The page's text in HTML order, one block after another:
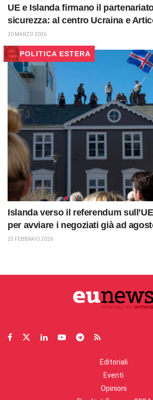
UE e Islanda firmano il
sicurezza: al centro Ucraina e
20 MARZO 2026
POLITICA ESTERA
Islanda verso il referendum
per avviare i negoziati già ad
23 FEBBRAIO 2026
Editoriali
Eventi
Opinioni